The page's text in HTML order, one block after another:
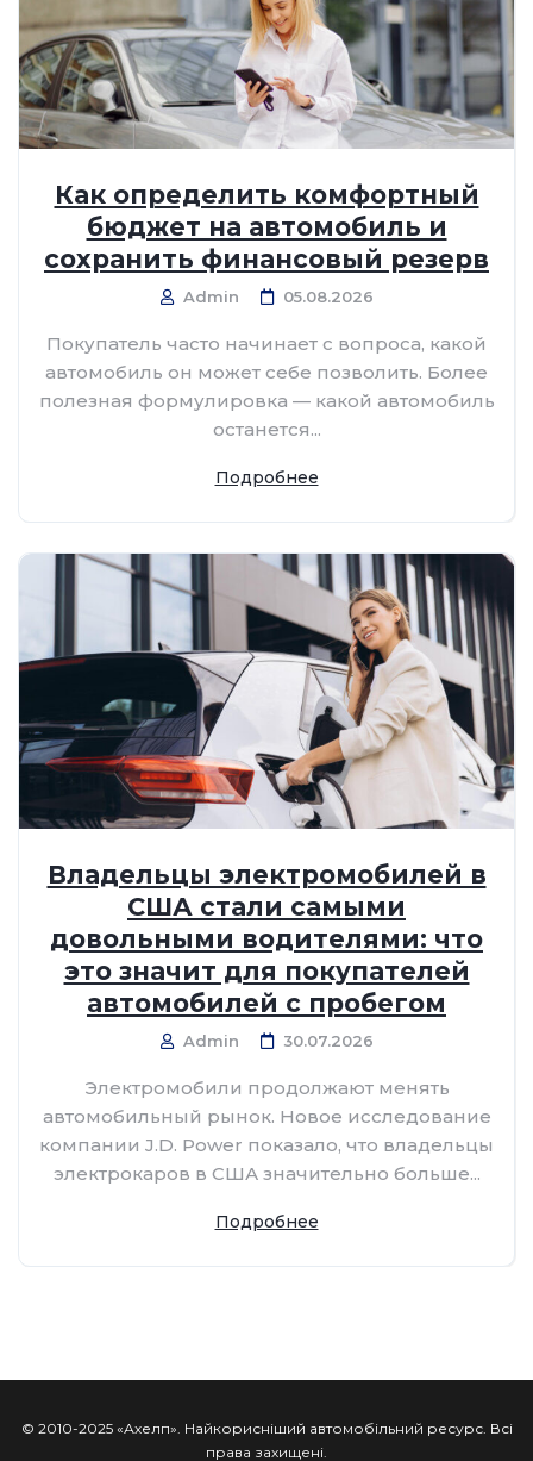
Как определить комфортный
бюджет на автомобиль и
сохранить финансовый резерв
Admin 05.08.2026
Покупатель часто начинает с вопроса, какой
автомобиль он может себе позволить. Более
полезная формулировка — какой автомобиль
останется...
Подробнее
Владельцы электромобилей в
США стали самыми
довольными водителями: что
это значит для покупателей
автомобилей с пробегом
Admin 30.07.2026
Электромобили продолжают менять
автомобильный рынок. Новое исследование
компании J.D. Power показало, что владельцы
электрокаров в США значительно больше...
Подробнее
© 2010-2025 «Ахелп». Найкорисніший автомобільний ресурс. Всі
права захищені.